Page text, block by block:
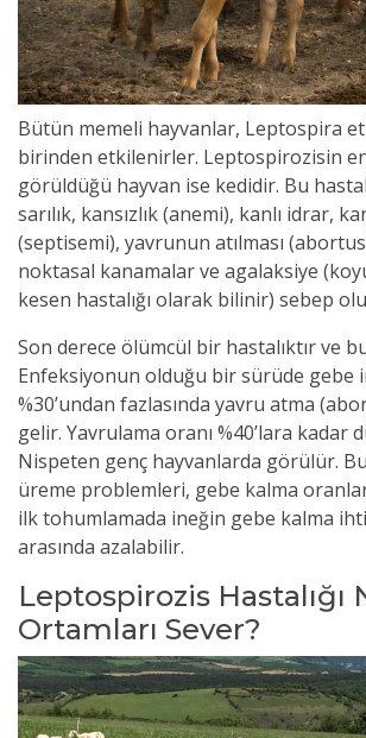
Bütün memeli hayvanlar, Leptospira
birinden etkilenirler. Leptospirozisin
görüldüğü hayvan ise kedidir. Bu
sarılık, kansızlık (anemi), kanlı idrar,
(septisemi), yavrunun atılması
noktasal kanamalar ve agalaksiye
kesen hastalığı olarak bilinir) sebep
Son derece ölümcül bir hastalıktır ve
Enfeksiyonun olduğu bir sürüde gebe
%30’undan fazlasında yavru atma
gelir. Yavrulama oranı %40’lara kadar
Nispeten genç hayvanlarda görülür.
üreme problemleri, gebe kalma
ilk tohumlamada ineğin gebe kalma
arasında azalabilir.
Leptospirozis Hastalığı
Ortamları Sever?